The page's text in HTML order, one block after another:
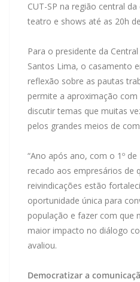
CUT-SP na região central
teatro e shows até as 20h
Para o presidente da
Santos Lima, o casamento
reflexão sobre as pautas
permite a aproximação com
discutir temas que muitas
pelos grandes meios de
“Ano após ano, com o 1º
recado aos empresários de
reivindicações estão
oportunidade única para
população e fazer com que
maior impacto no diálogo
avaliou.
Democratizar a